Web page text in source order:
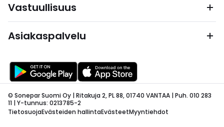
Vastuullisuus
Asiakaspalvelu
© Sonepar Suomi Oy | Ritakuja 2, PL 88, 01740 VANTAA | Puh. 010 283
11 | Y-tunnus: 0213785-2
TietosuojaEvästeiden hallintaEvästeetMyyntiehdot